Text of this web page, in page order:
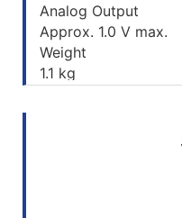
Analog Output
Approx. 1.0 V max.
Weight
1.1 kg